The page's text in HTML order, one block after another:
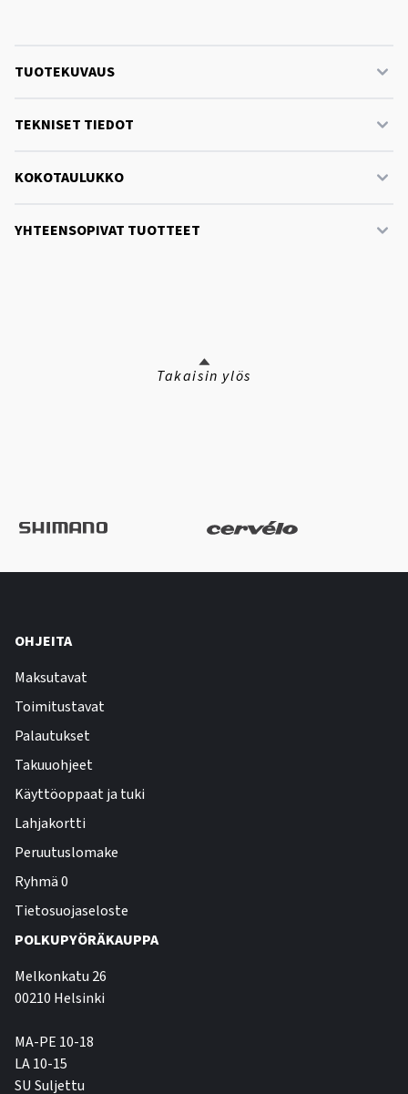
TUOTEKUVAUS
TEKNISET TIEDOT
KOKOTAULUKKO
YHTEENSOPIVAT TUOTTEET
Takaisin ylös
OHJEITA
Maksutavat
Toimitustavat
Palautukset
Takuuohjeet
Käyttöoppaat ja tuki
Lahjakortti
Peruutuslomake
Ryhmä 0
Tietosuojaseloste
POLKUPYÖRÄKAUPPA
Melkonkatu 26
00210 Helsinki
MA-PE 10-18
LA 10-15
SU Suljettu